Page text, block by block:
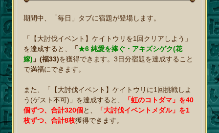
期間中、「毎日」タブに宿題が登場します。
「【大討伐イベント】ケイトウリを1回クリアしよう」
を達成すると、
「★6 純愛を捧ぐ・アキズシゲク(花
嫁) 」(福33)を獲得できます。3日分宿題を達成すること
で満福にできます。
また、「【大討伐イベント】ケイトウリに1回挑戦しよ
う(ゲスト不可)」を達成すると、
「虹のコトダマ」を40
個ずつ、合計320個と、
「大討伐イベントメダル」を1
枚ずつ、合計8枚獲得できます。